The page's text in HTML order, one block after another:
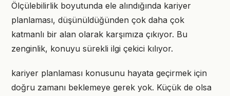
Ölçülebilirlik boyutunda ele alındığında kariyer
planlaması, düşünüldüğünden çok daha çok
katmanlı bir alan olarak karşımıza çıkıyor. Bu
zenginlik, konuyu sürekli ilgi çekici kılıyor.
kariyer planlaması konusunu hayata geçirmek için
doğru zamanı beklemeye gerek yok. Küçük de olsa